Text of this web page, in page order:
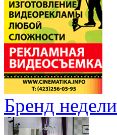
Бренд недели